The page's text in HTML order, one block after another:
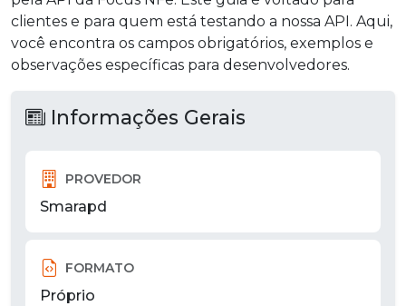
clientes e para quem está testando a nossa API. Aqui,
você encontra os campos obrigatórios, exemplos e
observações específicas para desenvolvedores.
Informações Gerais
PROVEDOR
Smarapd
FORMATO
Próprio